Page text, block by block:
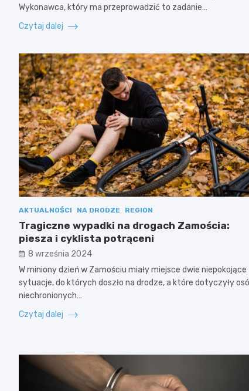
Wykonawca, który ma przeprowadzić to zadanie…
Czytaj dalej
AKTUALNOŚCI NA DRODZE REGION
Tragiczne wypadki na drogach Zamościa:
piesza i cyklista potrąceni
8 września 2024
W miniony dzień w Zamościu miały miejsce dwie niepokojące
sytuacje, do których doszło na drodze, a które dotyczyły
niechronionych…
Czytaj dalej